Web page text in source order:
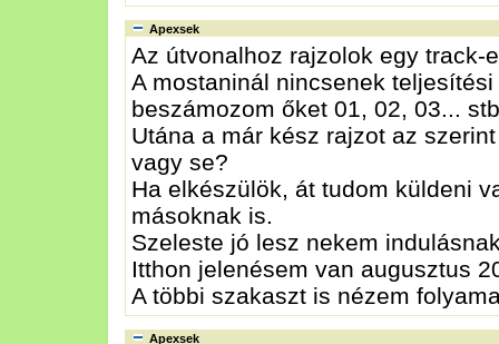
Apexsek
Az útvonalhoz rajzolok egy track-
A mostaninál nincsenek
beszámozom őket 01, 02, 03... stb
Utána a már kész rajzot az
vagy se?
Ha elkészülök, át tudom küldeni
másoknak is.
Szeleste jó lesz nekem
Itthon jelenésem van augusztus
A többi szakaszt is nézem
Apexsek